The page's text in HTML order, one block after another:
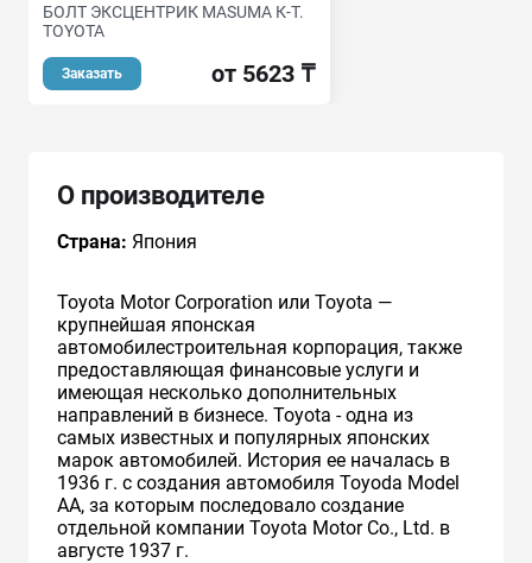
БОЛТ ЭКСЦЕНТРИК MASUMA К-Т.
TOYOTA
Заказать от 5623 ₸
О производителе
Страна: Япония
Toyota Motor Corporation или Toyota —
крупнейшая японская
автомобилестроительная корпорация, также
предоставляющая финансовые услуги и
имеющая несколько дополнительных
направлений в бизнесе. Toyota - одна из
самых известных и популярных японских
марок автомобилей. История ее началась в
1936 г. с создания автомобиля Toyoda Model
AA, за которым последовало создание
отдельной компании Toyota Motor Co., Ltd. в
августе 1937 г.